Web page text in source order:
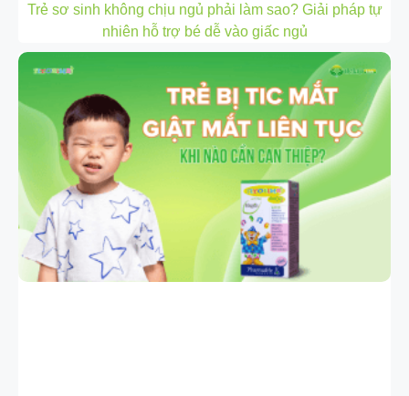
Trẻ sơ sinh không chịu ngủ phải làm sao? Giải pháp tự
nhiên hỗ trợ bé dễ vào giấc ngủ